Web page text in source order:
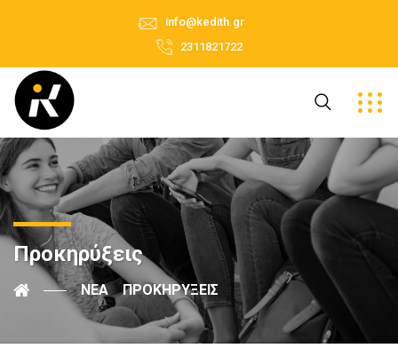
info@kedith.gr
2311821722
Προκηρύξεις
ΝΈΑ ΠΡΟΚΗΡΎΞΕΙΣ